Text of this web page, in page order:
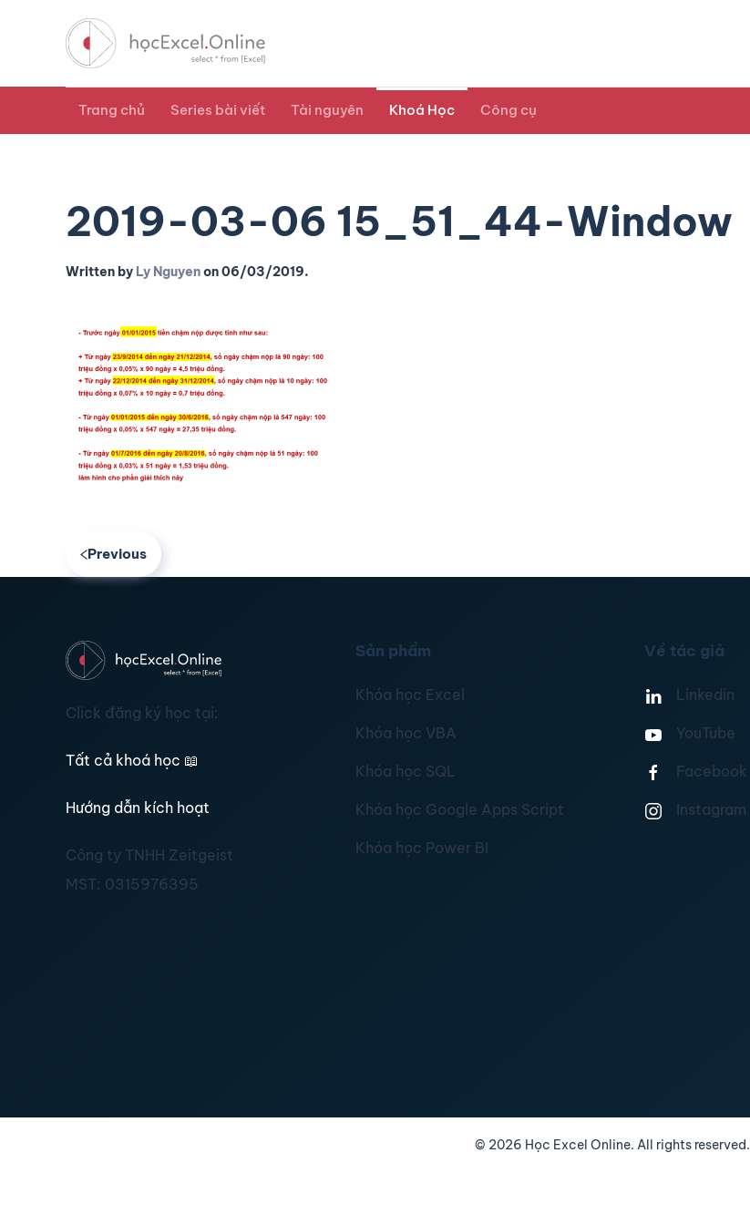
Trang chủ Series bài viết Tài nguyên Khoá Học Công cụ
2019-03-06 15_51_44-Window
Written by Ly Nguyenon06/03/2019.
Previous
Click đăng ký học tại:
Tất cả khoá học 📖
Hướng dẫn kích hoạt
Công ty TNHH Zeitgeist
MST: 0315976395
Sản phẩm
Khóa học Excel
Khóa học VBA
Khóa học SQL
Khóa học Google Apps Script
Khóa học Power BI
Về tác giả
Linkedin
YouTube
Facebook
Instagram
© 2026 Học Excel Online. All rights reserved.